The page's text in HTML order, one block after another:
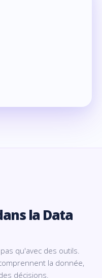
la Data
qu'avec des outils.
la donnée,
décisions.